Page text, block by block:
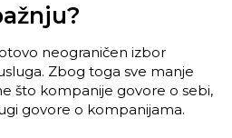
neograničen izbor
Zbog toga sve manje
što kompanije govore o sebi,
govore o kompanijama.